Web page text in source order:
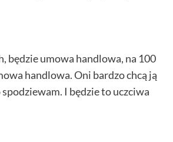
będzie umowa handlowa, na 100
handlowa. Oni bardzo chcą ją
I będzie to uczciwa